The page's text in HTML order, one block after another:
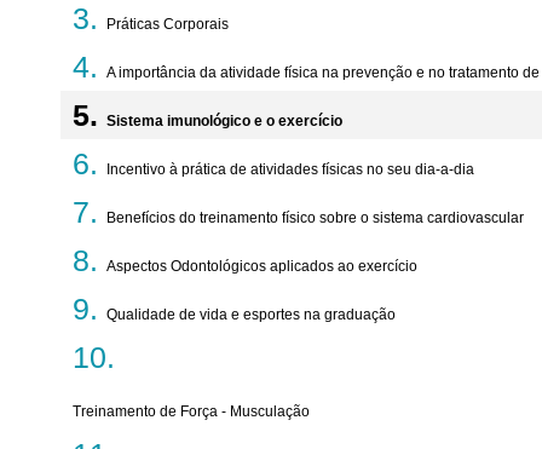
Práticas Corporais
A importância da atividade física na prevenção e no tratamento
Sistema imunológico e o exercício
Incentivo à prática de atividades físicas no seu dia-a-dia
Benefícios do treinamento físico sobre o sistema cardiovascular
Aspectos Odontológicos aplicados ao exercício
Qualidade de vida e esportes na graduação
Treinamento de Força - Musculação